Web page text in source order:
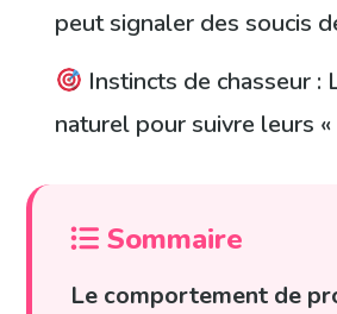
peut signaler des soucis
Instincts de chasseur :
naturel pour suivre leurs «
Sommaire
Le comportement de